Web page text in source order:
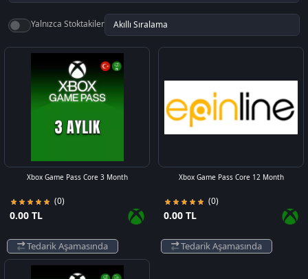
Yalnızca Stoktakiler
Xbox Game Pass Core 3 Month
(0)
0.00 TL
Tedarik Aşamasında
Xbox Game Pass Core 12 Month
(0)
0.00 TL
Tedarik Aşamasında